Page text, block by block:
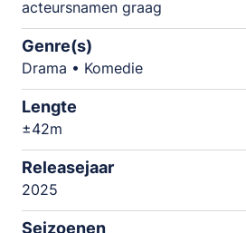
acteursnamen graag
Genre(s)
Drama • Komedie
Lengte
±42m
Releasejaar
2025
Seizoenen